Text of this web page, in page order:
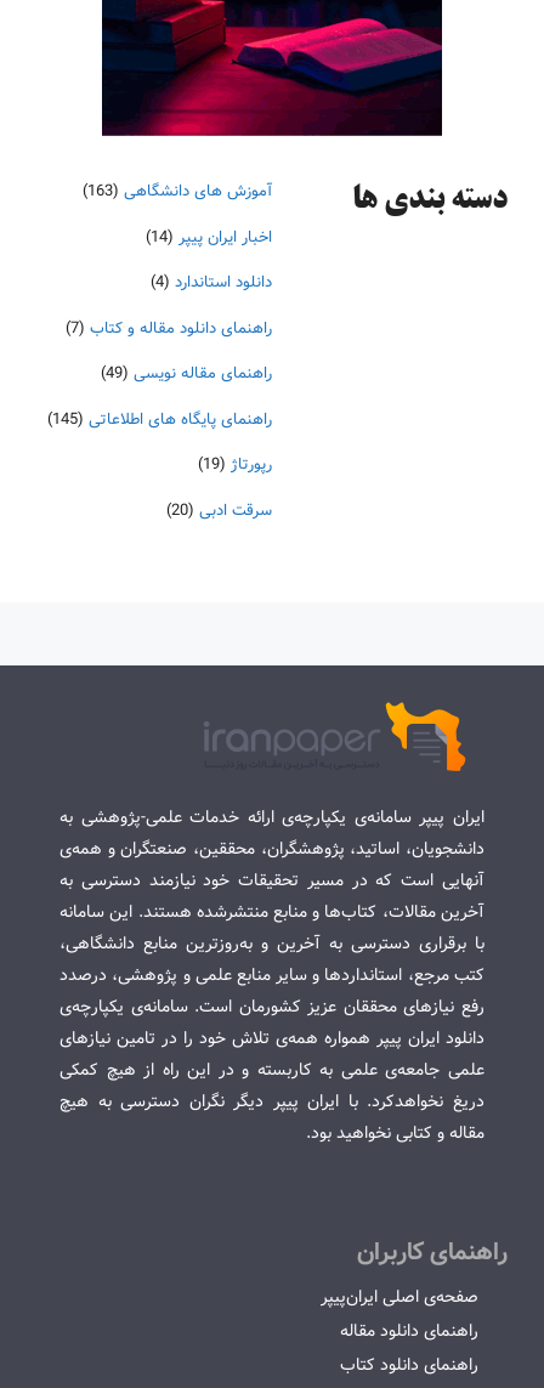
دسته‌ بندی ها آموزش های دانشگاهی (163)
اخبار ایران پیپر (14)
دانلود استاندارد (4)
راهنمای دانلود مقاله و کتاب (7)
راهنمای مقاله نویسی (49)
راهنمای پایگاه های اطلاعاتی (145)
رپورتاژ (19)
سرقت ادبی (20)
ایران پیپر سامانه‌ی یکپارچه‌ی ارائه خدمات علمی-پژوهشی به
دانشجویان، اساتید، پژوهشگران، محققین، صنعتگران و همه‌ی
آنهایی است که در مسیر تحقیقات خود نیازمند دسترسی به
آخرین مقالات، کتاب‌ها و منابع منتشرشده هستند. این سامانه
با برقراری دسترسی به آخرین و به‌روزترین منابع دانشگاهی،
کتب مرجع، استانداردها و سایر منابع علمی و پژوهشی، درصدد
رفع نیازهای محققان عزیز کشورمان است. سامانه‌ی یکپارچه‌ی
دانلود ایران پیپر همواره همه‌ی تلاش خود را در تامین نیازهای
علمی جامعه‌ی علمی به کاربسته و در این راه از هیچ کمکی
دریغ نخواهدکرد. با ایران پیپر دیگر نگران دسترسی به هیچ
مقاله و کتابی نخواهید بود.
راهنمای کاربران
صفحه‌ی اصلی ایران‌پیپر
راهنمای دانلود مقاله
راهنمای دانلود کتاب